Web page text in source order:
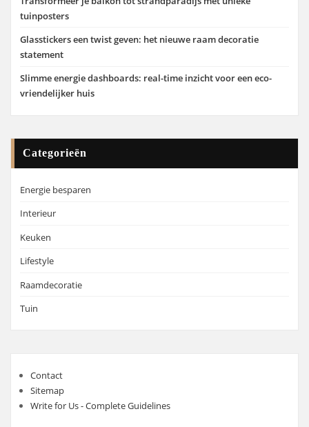
tuinposters
Glasstickers een twist geven: het nieuwe raam decoratie
statement
Slimme energie dashboards: real-time inzicht voor een eco-
vriendelijker huis
Categorieën
Energie besparen
Interieur
Keuken
Lifestyle
Raamdecoratie
Tuin
Contact
Sitemap
Write for Us - Complete Guidelines